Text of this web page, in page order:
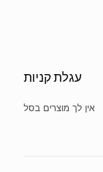
עגלת קניות